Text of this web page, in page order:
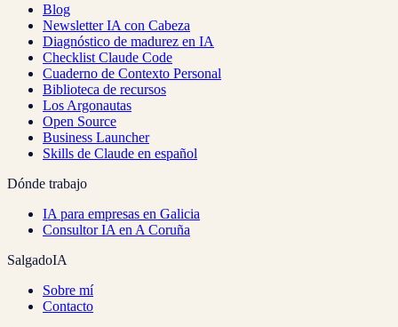
Blog
Newsletter IA con Cabeza
Diagnóstico de madurez en IA
Checklist Claude Code
Cuaderno de Contexto Personal
Biblioteca de recursos
Los Argonautas
Open Source
Business Launcher
Skills de Claude en español
Dónde trabajo
IA para empresas en Galicia
Consultor IA en A Coruña
SalgadoIA
Sobre mí
Contacto